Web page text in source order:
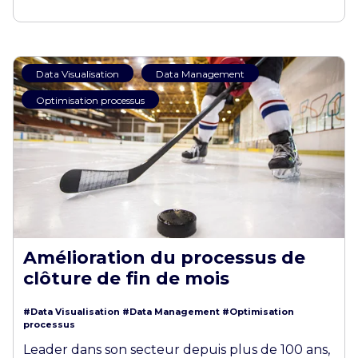
Data Visualisation Data Management
Optimisation processus
Amélioration du processus de
clôture de fin de mois
#Data Visualisation #Data Management #Optimisation
processus
Leader dans son secteur depuis plus de 100 ans,